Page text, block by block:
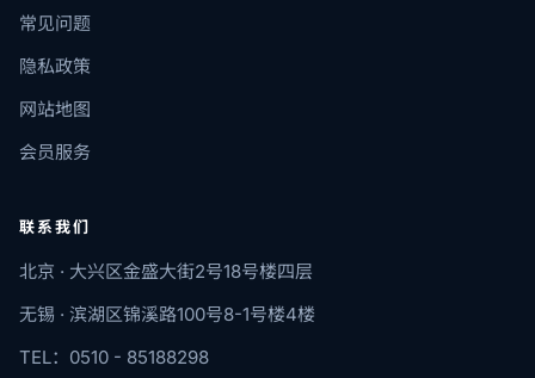
常见问题
隐私政策
网站地图
会员服务
联系我们
北京 · 大兴区金盛大街2号18号楼四层
无锡 · 滨湖区锦溪路100号8-1号楼4楼
TEL：0510 - 85188298